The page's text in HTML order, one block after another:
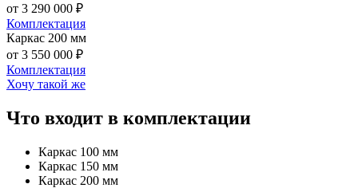
от 3 290 000 ₽
Комплектация
Каркас 200 мм
от 3 550 000 ₽
Комплектация
Хочу такой же
Что входит в комплектации
Каркас 100 мм
Каркас 150 мм
Каркас 200 мм